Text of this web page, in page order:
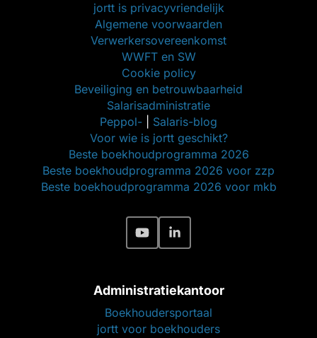
jortt is privacyvriendelijk
Algemene voorwaarden
Verwerkersovereenkomst
WWFT en SW
Cookie policy
Beveiliging en betrouwbaarheid
Salarisadministratie
Peppol-
Salaris-blog
Voor wie is jortt geschikt?
Beste boekhoudprogramma 2026
Beste boekhoudprogramma 2026 voor zzp
Beste boekhoudprogramma 2026 voor mkb
Administratiekantoor
Boekhoudersportaal
jortt voor boekhouders